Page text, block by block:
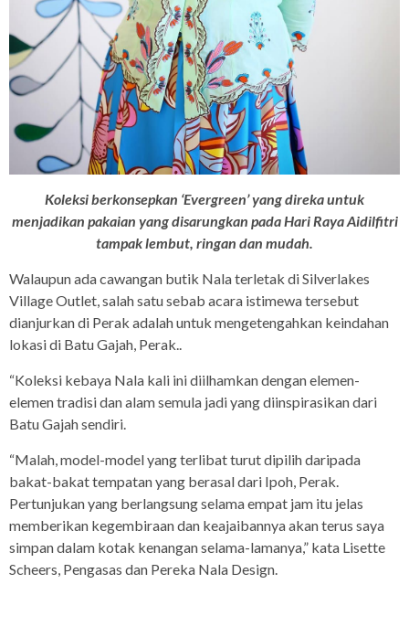
Koleksi berkonsepkan ‘Evergreen’ yang direka untuk
menjadikan pakaian yang disarungkan pada Hari Raya Aidilfitri
tampak lembut, ringan dan mudah.
Walaupun ada cawangan butik Nala terletak di Silverlakes
Village Outlet, salah satu sebab acara istimewa tersebut
dianjurkan di Perak adalah untuk mengetengahkan keindahan
lokasi di Batu Gajah, Perak..
“Koleksi kebaya Nala kali ini diilhamkan dengan elemen-
elemen tradisi dan alam semula jadi yang diinspirasikan dari
Batu Gajah sendiri.
“Malah, model-model yang terlibat turut dipilih daripada
bakat-bakat tempatan yang berasal dari Ipoh, Perak.
Pertunjukan yang berlangsung selama empat jam itu jelas
memberikan kegembiraan dan keajaibannya akan terus saya
simpan dalam kotak kenangan selama-lamanya,” kata Lisette
Scheers, Pengasas dan Pereka Nala Design.